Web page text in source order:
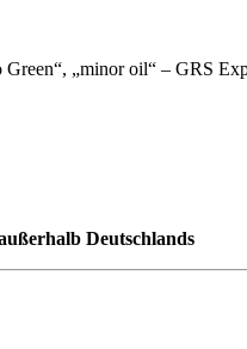
„minor oil“ – GRS
Deutschlands